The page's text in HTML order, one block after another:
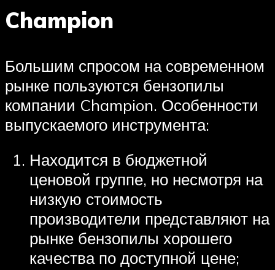
Champion
Большим спросом на современном
рынке пользуются бензопилы
компании Champion. Особенности
выпускаемого инструмента:
Находится в бюджетной
ценовой группе, но несмотря на
низкую стоимость
производители представляют на
рынке бензопилы хорошего
качества по доступной цене;